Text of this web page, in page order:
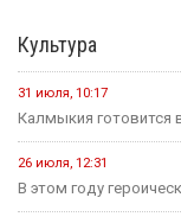
Культура
31 июля, 10:17
Калмыкия готовится
26 июля, 12:31
В этом году